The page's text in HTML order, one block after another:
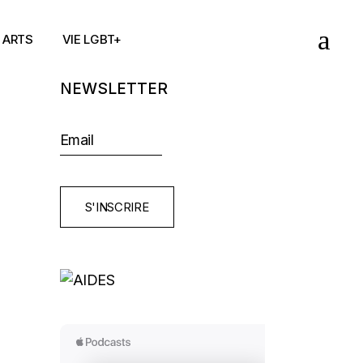
ARTS VIE LGBT+
NEWSLETTER
S'INSCRIRE